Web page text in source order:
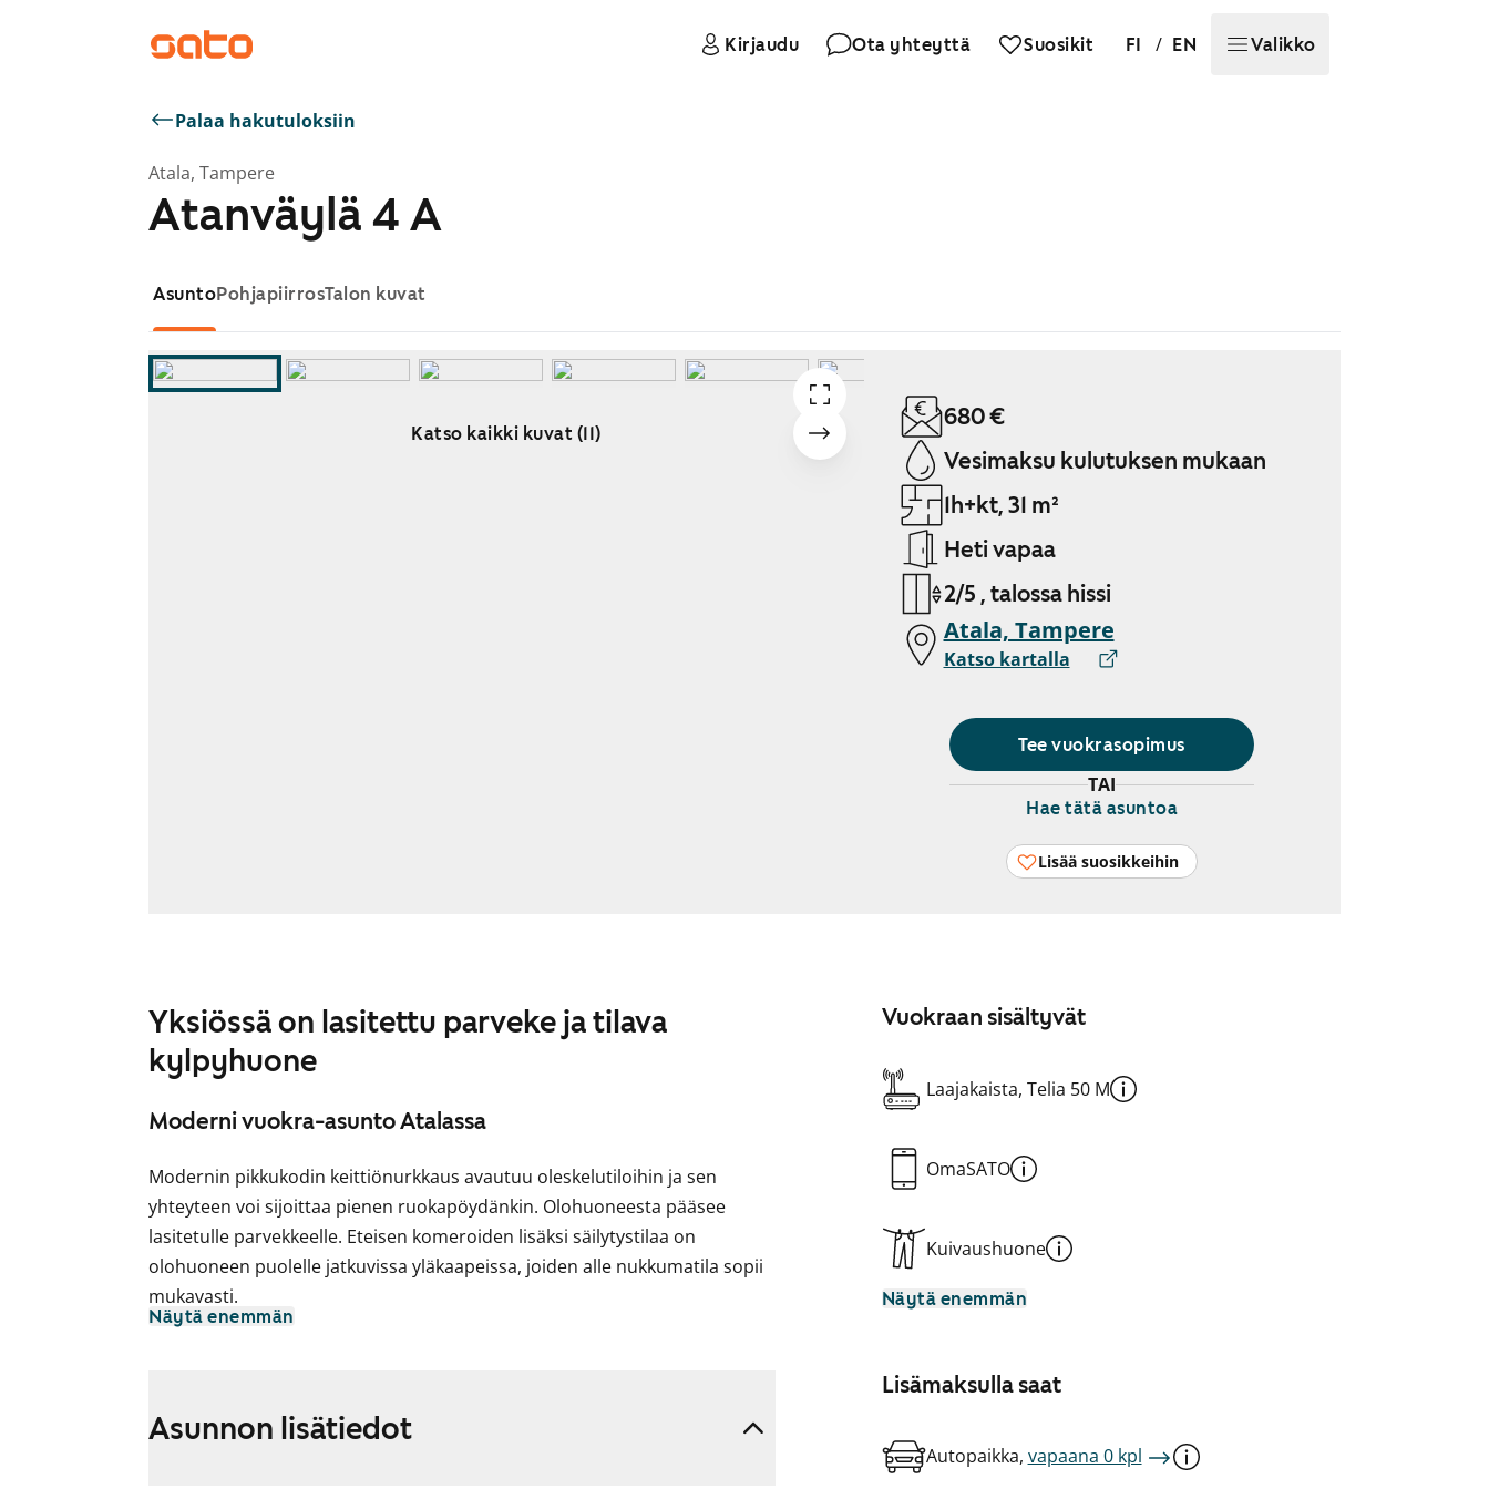
Kirjaudu Ota yhteyttä Suosikit FI / EN Valikko
Palaa hakutuloksiin
Atala, Tampere
Atanväylä 4 A
AsuntoPohjapiirrosTalon kuvat
Katso kaikki kuvat (11)
680 €
Vesimaksu kulutuksen mukaan
1h+kt, 31 m²
Heti vapaa
2/5 , talossa hissi
Atala, Tampere
Katso kartalla
Tee vuokrasopimus
TAI
Hae tätä asuntoa
Lisää suosikkeihin
Yksiössä on lasitettu parveke ja tilava
kylpyhuone
Moderni vuokra-asunto Atalassa
Modernin pikkukodin keittiönurkkaus avautuu oleskelutiloihin ja sen
yhteyteen voi sijoittaa pienen ruokapöydänkin. Olohuoneesta pääsee
lasitetulle parvekkeelle. Eteisen komeroiden lisäksi säilytystilaa on
olohuoneen puolelle jatkuvissa yläkaapeissa, joiden alle nukkumatila sopii
mukavasti.
laminaattia. Varustukseen kuuluu keraaminen liesi, astianpesukone ja
Näytä enemmän
Vuokraan sisältyvät
Laajakaista, Telia 50 M
OmaSATO
Kuivaushuone
Näytä enemmän
Lisämaksulla saat
Autopaikka, vapaana 0 kpl
Asunnon lisätiedot